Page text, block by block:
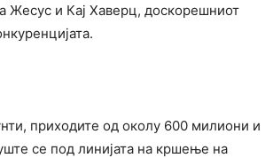
Жесус и Кај Хаверц, доскорешниот
приходите од околу 600 милиони и
се под линијата на кршење на